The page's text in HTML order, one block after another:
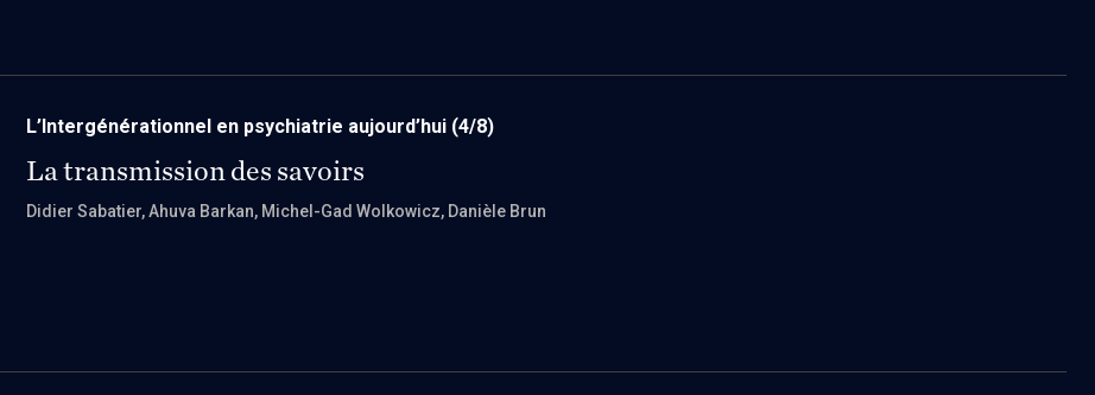
L’Intergénérationnel en psychiatrie aujourd’hui (4/8)
La transmission des savoirs
Didier Sabatier, Ahuva Barkan, Michel-Gad Wolkowicz, Danièle Brun